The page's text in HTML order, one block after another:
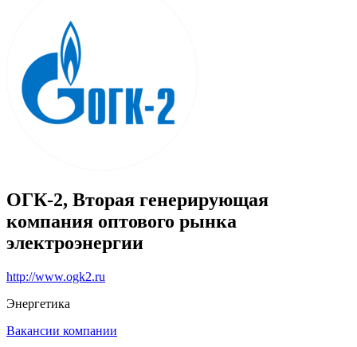
ОГК-2, Вторая генерирующая
компания оптового рынка
электроэнергии
http://www.ogk2.ru
Энергетика
Вакансии компании